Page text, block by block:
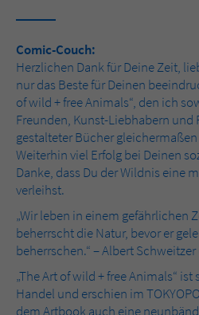
Comic-Couch:
Herzlichen Dank für Deine Zeit,
nur das Beste für Deinen
of wild + free Animals“, den ich
Freunden, Kunst-Liebhabern und
gestalteter Bücher
Weiterhin viel Erfolg bei Deinen
Danke, dass Du der Wildnis eine
verleihst.
„Wir leben in einem gefährlichen
beherrscht die Natur, bevor er
beherrschen.“ – Albert Schweitzer
„The Art of wild + free Animals“
Handel und erschien im
dem Artbook auch eine